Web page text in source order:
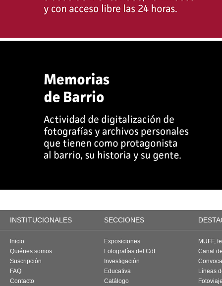
INSTITUCIONALES SECCIONES
Inicio
Quiénes somos
Suscripción
FAQ
Contacto
Exposiciones
Fotografías del CdF
Investigación
Educativa
Catálogo
MUFF,
Canal
Líneas